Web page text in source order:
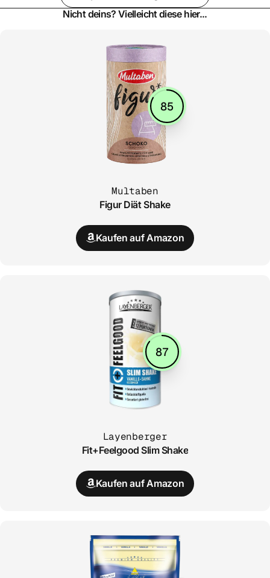
Nicht deins? Vielleicht diese hier...
85
Multaben
Figur Diät Shake
Kaufen auf Amazon
87
Layenberger
Fit+Feelgood Slim Shake
Kaufen auf Amazon